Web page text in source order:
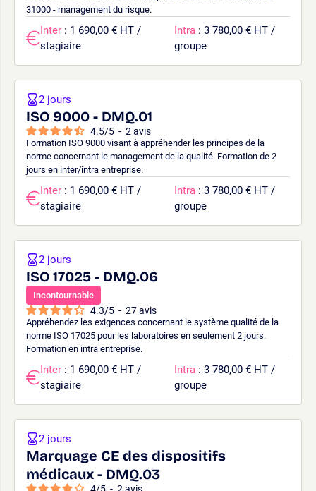
31000 - management du risque.
Inter : 1 690,00 € HT /
stagiaire
Intra : 3 780,00 € HT /
groupe
ISO 9000 - DMQ.01
4.5/5 - 2 avis
Formation ISO 9000 visant à appréhender les principes de la
norme concernant le management de la qualité. Formation de 2
jours en inter/intra entreprise.
2 jours
Inter : 1 690,00 € HT /
stagiaire
Intra : 3 780,00 € HT /
groupe
ISO 17025 - DMQ.06
Incontournable
4.3/5 - 27avis
Appréhendez les exigences concernant le système qualité de la
norme ISO 17025 pour les laboratoires en seulement 2 jours.
Formation en intra entreprise.
2 jours
Inter : 1 690,00 € HT /
stagiaire
Intra : 3 780,00 € HT /
groupe
Marquage CE des dispositifs
médicaux - DMQ.03
2 jours